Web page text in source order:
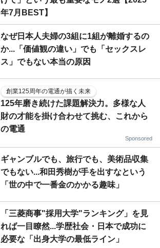
年7月BEST】
なぜ日本人夫婦の3組に1組が離婚するの
か...「価値観の違い」でも「セックスレ
ス」でもない本当の原因
創業125周年の電通が描く未来
125年磨き続けた課題解決力。多様な人
財の才能を掛け合わせて挑む、これから
の電通
Sponsored
ギャンブルでも、旅行でも、美術品収集
でもない...和田秀樹が手を出すなという
「世の中で一番金のかかる趣味」
「三菱商事"採用大学"ランキング」を見
れば一目瞭然...学歴社会・日本で成功に
必要な「出身大学の最低ライン」